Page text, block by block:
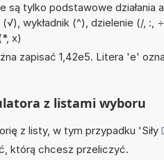
są tylko podstawowe
wykładnik (^), dzielenie (/, :,
x)
zapisać 1,42e5. Litera 'e'
z listami wyboru
z listy, w tym przypadku 'Siły
którą chcesz przeliczyć.